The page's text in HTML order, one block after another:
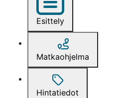
Esittely
Matkaohjelma
Hintatiedot